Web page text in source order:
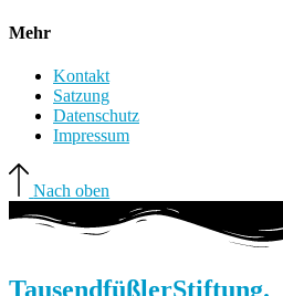
Mehr
Kontakt
Satzung
Datenschutz
Impressum
Nach oben
TausendfüßlerStiftung.